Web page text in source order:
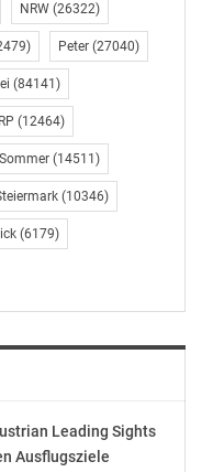
NRW (26322)
Peter (27040)
(84141)
RP (12464)
Sommer (14511)
(10346)
(6179)
Leading Sights
Ausflugsziele